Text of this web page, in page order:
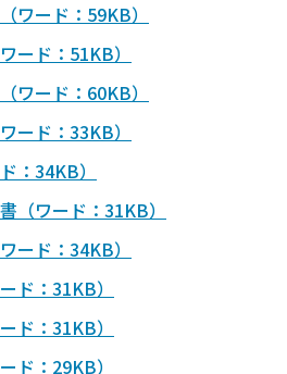
ワード：59KB）
ード：51KB）
ワード：60KB）
ード：33KB）
：34KB）
（ワード：31KB）
ード：34KB）
ド：31KB）
ド：31KB）
ド：29KB）